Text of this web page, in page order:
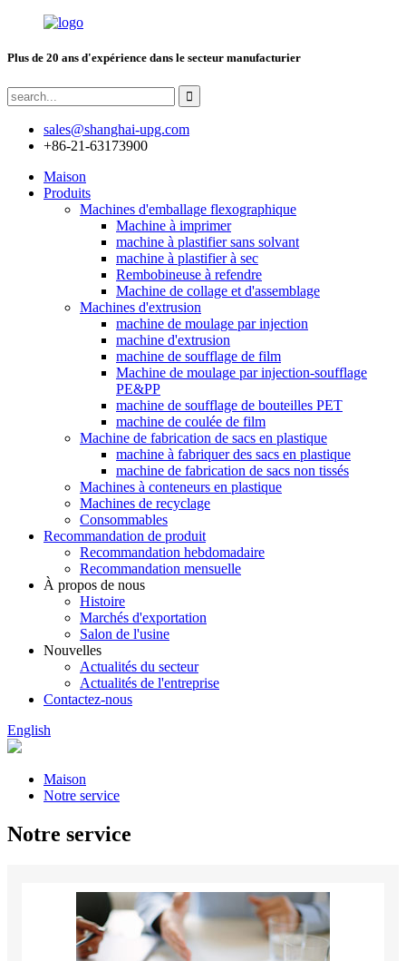
Plus de 20 ans d'expérience dans le secteur manufacturier
sales@shanghai-upg.com
+86-21-63173900
Maison
Produits
Machines d'emballage flexographique
Machine à imprimer
machine à plastifier sans solvant
machine à plastifier à sec
Rembobineuse à refendre
Machine de collage et d'assemblage
Machines d'extrusion
machine de moulage par injection
machine d'extrusion
machine de soufflage de film
Machine de moulage par injection-soufflage
PE&PP
machine de soufflage de bouteilles PET
machine de coulée de film
Machine de fabrication de sacs en plastique
machine à fabriquer des sacs en plastique
machine de fabrication de sacs non tissés
Machines à conteneurs en plastique
Machines de recyclage
Consommables
Recommandation de produit
Recommandation hebdomadaire
Recommandation mensuelle
À propos de nous
Histoire
Marchés d'exportation
Salon de l'usine
Nouvelles
Actualités du secteur
Actualités de l'entreprise
Contactez-nous
English
Maison
Notre service
Notre service